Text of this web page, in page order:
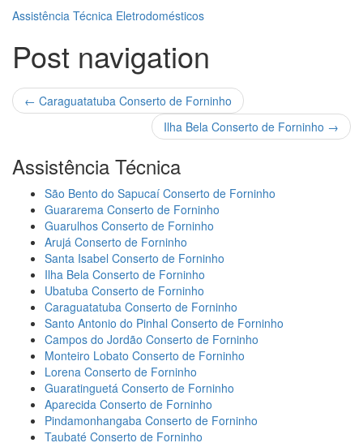
Assistência Técnica Eletrodomésticos
Post navigation
← Caraguatatuba Conserto de Forninho
Ilha Bela Conserto de Forninho →
Assistência Técnica
São Bento do Sapucaí Conserto de Forninho
Guararema Conserto de Forninho
Guarulhos Conserto de Forninho
Arujá Conserto de Forninho
Santa Isabel Conserto de Forninho
Ilha Bela Conserto de Forninho
Ubatuba Conserto de Forninho
Caraguatatuba Conserto de Forninho
Santo Antonio do Pinhal Conserto de Forninho
Campos do Jordão Conserto de Forninho
Monteiro Lobato Conserto de Forninho
Lorena Conserto de Forninho
Guaratinguetá Conserto de Forninho
Aparecida Conserto de Forninho
Pindamonhangaba Conserto de Forninho
Taubaté Conserto de Forninho